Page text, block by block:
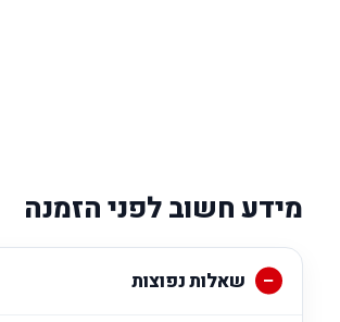
מידע חשוב לפני הזמנה
שאלות נפוצות